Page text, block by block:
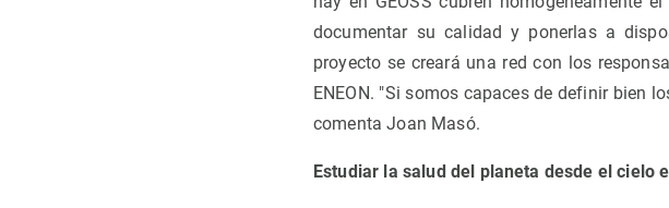
documentar su calidad y ponerlas a
proyecto se creará una red con los
ENEON. "Si somos capaces de definir bien
comenta Joan Masó.
Estudiar la salud del planeta desde el cielo